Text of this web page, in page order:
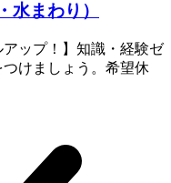
水まわり）
ップ！】知識・経験ゼ
けましょう。希望休